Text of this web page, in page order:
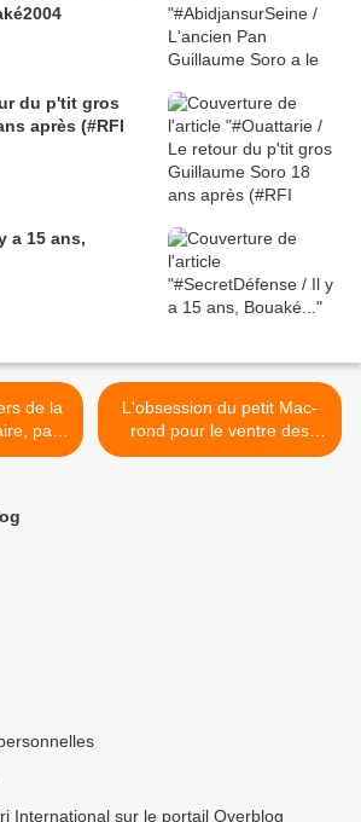
du p'tit gros
après (#RFI
a 15 ans,
par
Ali
L'obsession du petit Mac-
rond pour le ventre des
femmes africaines >
International sur le portail Overblog